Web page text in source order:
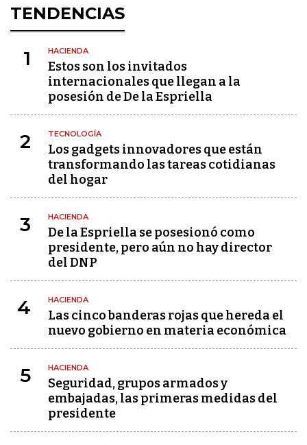
TENDENCIAS
1 HACIENDA
Estos son los invitados
internacionales que llegan a la
posesión de De la Espriella
2 TECNOLOGÍA
Los gadgets innovadores que están
transformando las tareas cotidianas
del hogar
3 HACIENDA
De la Espriella se posesionó como
presidente, pero aún no hay director
del DNP
4 HACIENDA
Las cinco banderas rojas que hereda el
nuevo gobierno en materia económica
5 HACIENDA
Seguridad, grupos armados y
embajadas, las primeras medidas del
presidente